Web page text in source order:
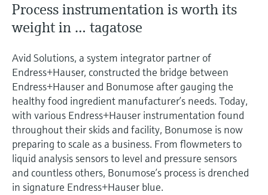
Process instrumentation is worth its
weight in … tagatose
Avid Solutions, a system integrator partner of
Endress+Hauser, constructed the bridge between
Endress+Hauser and Bonumose after gauging the
healthy food ingredient manufacturer’s needs. Today,
with various Endress+Hauser instrumentation found
throughout their skids and facility, Bonumose is now
preparing to scale as a business. From flowmeters to
liquid analysis sensors to level and pressure sensors
and countless others, Bonumose’s process is drenched
in signature Endress+Hauser blue.